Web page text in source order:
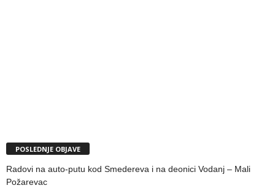
POSLEDNJE OBJAVE
Radovi na auto-putu kod Smedereva i na deonici Vodanj – Mali
Požarevac